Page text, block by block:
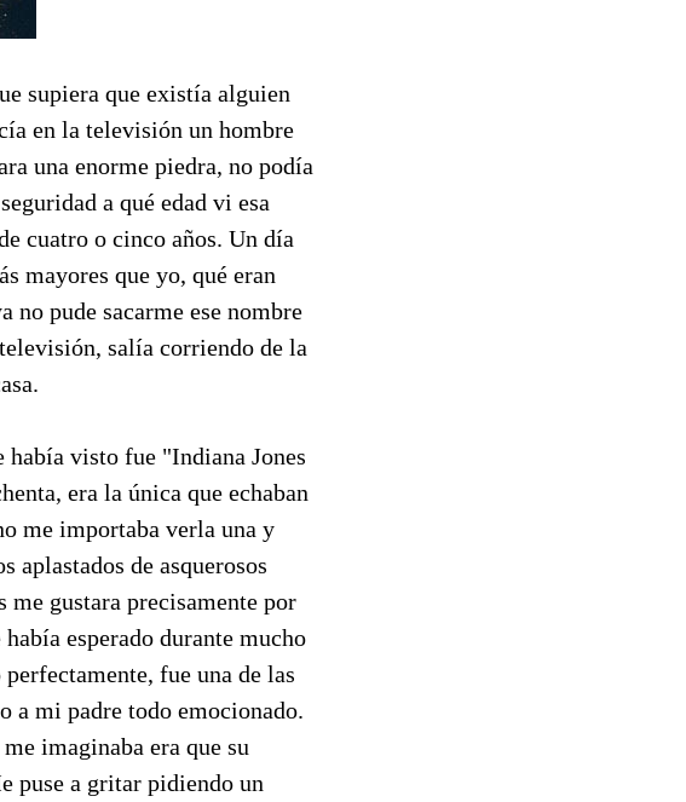
supiera que existía alguien
en la televisión un hombre
una enorme piedra, no podía
a qué edad vi esa
cuatro o cinco años. Un día
mayores que yo, qué eran
no pude sacarme ese nombre
salía corriendo de la
visto fue "Indiana Jones
era la única que echaban
me importaba verla una y
aplastados de asquerosos
me gustara precisamente por
esperado durante mucho
fue una de las
a mi padre todo emocionado.
imaginaba era que su
puse a gritar pidiendo un